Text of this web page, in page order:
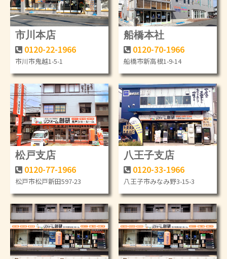
市川本店
0120-22-1966
市川市鬼越1-5-1
船橋本社
0120-70-1966
船橋市新高根1-9-14
松戸支店
0120-77-1966
松戸市松戸新田597-23
八王子支店
0120-33-1966
八王子市みなみ野3-15-3